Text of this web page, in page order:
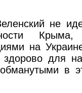
не
на
для
обманутыми в